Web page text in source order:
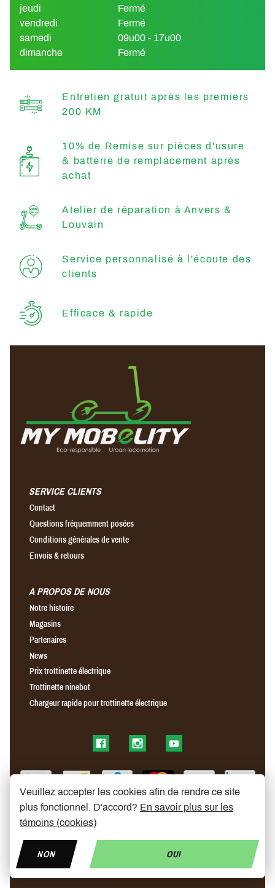
jeudi
Fermé
vendredi
Fermé
samedi
09u00 - 17u00
dimanche
Fermé
Entretien gratuit après les premiers
200 KM
10% de Remise sur pièces d'usure
& batterie de remplacement après
achat
Atelier de réparation à Anvers &
Louvain
Service personnalisé à l'écoute des
clients
Efficace & rapide
SERVICE CLIENTS
Contact
Questions fréquemment posées
Conditions générales de vente
Envois & retours
A PROPOS DE NOUS
Notre histoire
Magasins
Partenaires
News
Prix trottinette électrique
Trottinette ninebot
Chargeur rapide pour trottinette électrique
Find us on FacebookFind us on InstagramFind us on YouTube
© Copyright 2026 My Mobelity
Veuillez accepter les cookies afin de rendre ce site
plus fonctionnel. D'accord? En savoir plus sur les
témoins (cookies)
NON OUI